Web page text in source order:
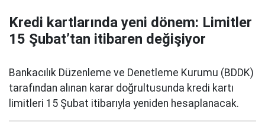
Kredi kartlarında yeni dönem: Limitler
15 Şubat’tan itibaren değişiyor
Bankacılık Düzenleme ve Denetleme Kurumu (BDDK)
tarafından alınan karar doğrultusunda kredi kartı
limitleri 15 Şubat itibarıyla yeniden hesaplanacak.